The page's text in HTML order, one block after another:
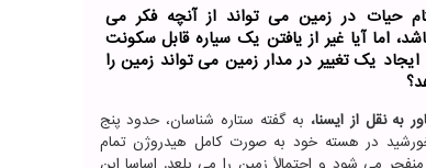
حیات در زمین می تواند از آنچه فکر می
اما آیا غیر از یافتن یک سیاره قابل سکونت
یک تغییر در مدار زمین می تواند زمین را
به نقل از ایسنا، به گفته ستاره شناسان، حدود پنج
خورشید در هسته خود به صورت کامل هیدروژن تمام